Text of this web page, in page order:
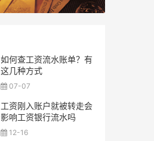
如何查工资流水账单？有
这几种方式
07-07
工资刚入账户就被转走会
影响工资银行流水吗
12-16